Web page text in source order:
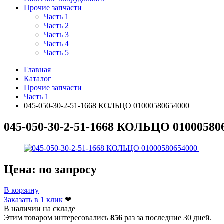
Прочие запчасти
Часть 1
Часть 2
Часть 3
Часть 4
Часть 5
Главная
Каталог
Прочие запчасти
Часть 1
045-050-30-2-51-1668 КОЛЬЦО 01000580654000
045-050-30-2-51-1668 КОЛЬЦО
Цена: по запросу
В корзину
Заказать в 1 клик ❤
В наличии на складе
Этим товаром интересовались 856 раз за последние 30 дней.